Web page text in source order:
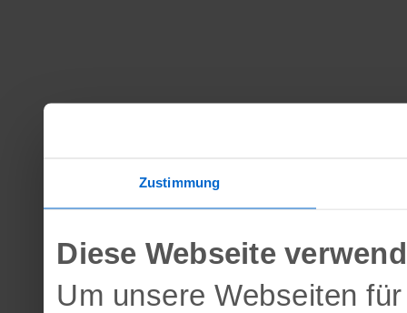
Zustimmung
Diese Webseite
Um unsere Webseiten